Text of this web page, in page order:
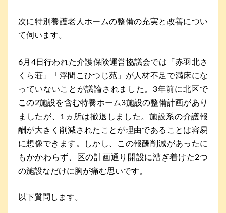
次に特別養護老人ホームの整備の充実と改善につい
て伺います。
6月4日行われた介護保険運営協議会では「赤羽北さ
くら荘」「浮間こひつじ苑」が人材不足で満床にな
っていないことが議論されました。3年前に北区で
この2施設を含む特養ホーム3施設の整備計画があり
ましたが、1ヵ所は撤退しました。施設系の介護報
酬が大きく削減されたことが理由であることは容易
に想像できます。しかし、この報酬削減があったに
もかかわらず、区の計画通り開設に漕ぎ着けた2つ
の施設なだけに胸が痛む思いです。
以下質問します。